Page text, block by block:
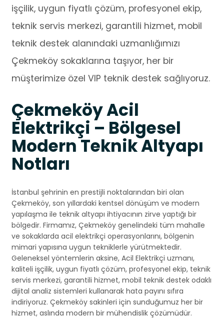
işçilik, uygun fiyatlı çözüm, profesyonel ekip,
teknik servis merkezi, garantili hizmet, mobil
teknik destek alanındaki uzmanlığımızı
Çekmeköy sokaklarına taşıyor, her bir
müşterimize özel VIP teknik destek sağlıyoruz.
Çekmeköy Acil
Elektrikçi – Bölgesel
Modern Teknik Altyapı
Notları
İstanbul şehrinin en prestijli noktalarından biri olan
Çekmeköy, son yıllardaki kentsel dönüşüm ve modern
yapılaşma ile teknik altyapı ihtiyacının zirve yaptığı bir
bölgedir. Firmamız, Çekmeköy genelindeki tüm mahalle
ve sokaklarda acil elektrikçi operasyonlarını, bölgenin
mimari yapısına uygun tekniklerle yürütmektedir.
Geleneksel yöntemlerin aksine, Acil Elektrikçi uzmanı,
kaliteli işçilik, uygun fiyatlı çözüm, profesyonel ekip, teknik
servis merkezi, garantili hizmet, mobil teknik destek odaklı
dijital analiz sistemleri kullanarak hata payını sıfıra
indiriyoruz. Çekmeköy sakinleri için sunduğumuz her bir
hizmet, aslında modern bir mühendislik çözümüdür.